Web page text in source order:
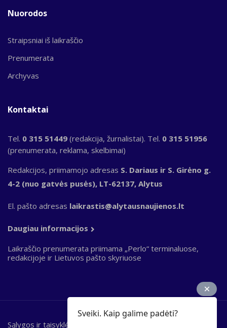
Nuorodos
Straipsniai iš laikraščio
Prenumerata
Archyvas
Kontaktai
Tel. 0 315 51449 (redakcija, žurnalistai). Tel. 0 315 51956
(prenumerata, reklama, skelbimai)
Redakcijos, priimamojo adresas S. Dariaus ir S. Girėno g.
4-2 (nuo gatvės pusės), LT-62137, Alytus
El. pašto adresas laikrastis@alytausnaujienos.lt
Daugiau informacijos
Laikraščio prenumerata priimama „Perlo“ terminaluose,
redakcijoje ir Lietuvos pašto skyriuose
Sąlygos ir taisyklės
Sveiki. Kaip galime padėti?